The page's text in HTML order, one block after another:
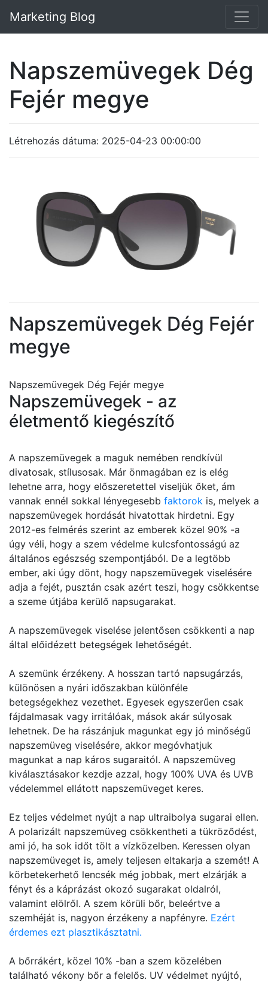
Marketing Blog
Napszemüvegek Dég
Fejér megye
Létrehozás dátuma: 2025-04-23 00:00:00
Napszemüvegek Dég Fejér
megye
Napszemüvegek Dég Fejér megye
Napszemüvegek - az
életmentő kiegészítő
A napszemüvegek a maguk nemében rendkívül
divatosak, stílusosak. Már önmagában ez is elég
lehetne arra, hogy előszeretettel viseljük őket, ám
vannak ennél sokkal lényegesebb faktorok is, melyek a
napszemüvegek hordását hivatottak hirdetni. Egy
2012-es felmérés szerint az emberek közel 90% -a
úgy véli, hogy a szem védelme kulcsfontosságú az
általános egészség szempontjából. De a legtöbb
ember, aki úgy dönt, hogy napszemüvegek viselésére
adja a fejét, pusztán csak azért teszi, hogy csökkentse
a szeme útjába kerülő napsugarakat.
A napszemüvegek viselése jelentősen csökkenti a nap
által előidézett betegségek lehetőségét.
A szemünk érzékeny. A hosszan tartó napsugárzás,
különösen a nyári időszakban különféle
betegségekhez vezethet. Egyesek egyszerűen csak
fájdalmasak vagy irritálóak, mások akár súlyosak
lehetnek. De ha rászánjuk magunkat egy jó minőségű
napszemüveg viselésére, akkor megóvhatjuk
magunkat a nap káros sugaraitól. A napszemüveg
kiválasztásakor kezdje azzal, hogy 100% UVA és UVB
védelemmel ellátott napszemüveget keres.
Ez teljes védelmet nyújt a nap ultraibolya sugarai ellen.
A polarizált napszemüveg csökkentheti a tükröződést,
ami jó, ha sok időt tölt a vízközelben. Keressen olyan
napszemüveget is, amely teljesen eltakarja a szemét! A
körbetekerhető lencsék még jobbak, mert elzárják a
fényt és a káprázást okozó sugarakat oldalról,
valamint elölről. A szem körüli bőr, beleértve a
szemhéját is, nagyon érzékeny a napfényre. Ezért
érdemes ezt plasztikásztatni.
A bőrrákért, közel 10% -ban a szem közelében
található vékony bőr a felelős. UV védelmet nyújtó,